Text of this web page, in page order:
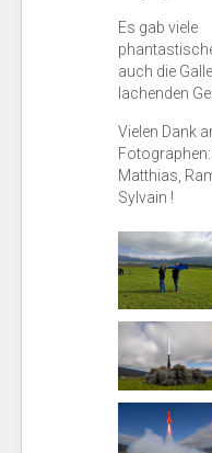
Es gab viele
auch die
lachenden
Vielen Dank
Fotographen:
Matthias,
Sylvain !